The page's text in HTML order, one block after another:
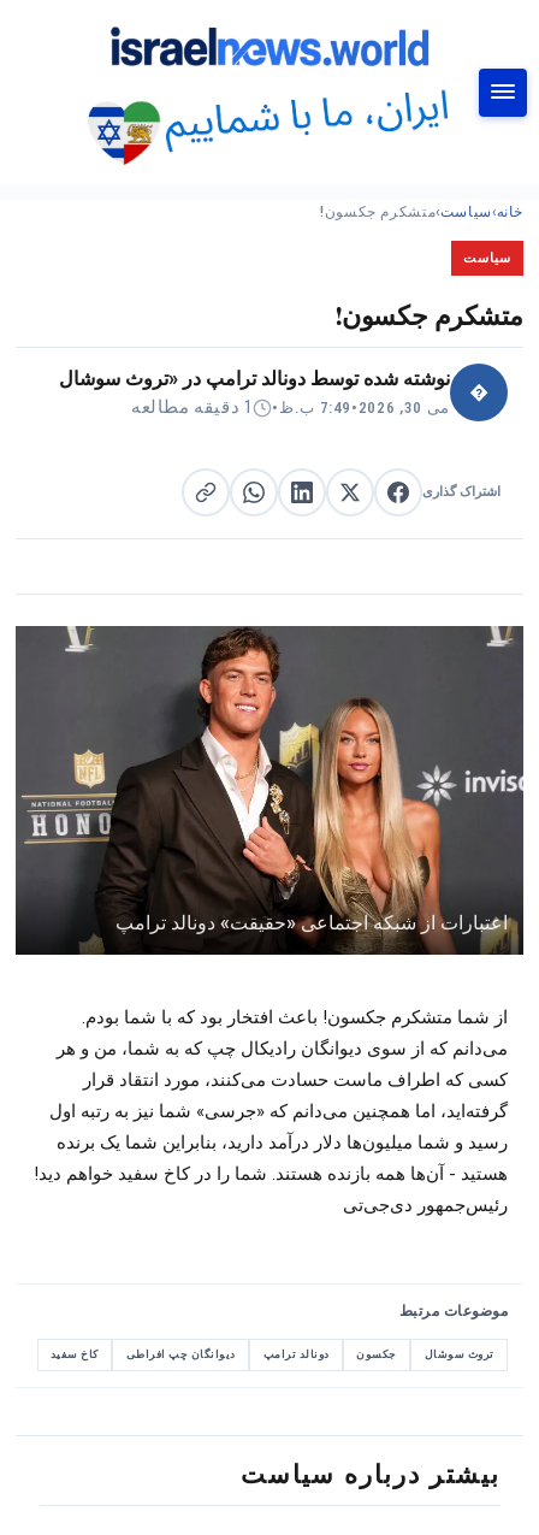
خانه›سیاست›متشکرم جکسون!
سیاست
متشکرم جکسون!
�
نوشته شده توسط دونالد ترامپ در «تروث سوشال
می 30, 2026 • 7:49 ب.ظ • 1 دقیقه مطالعه
اشتراک گذاری اشتراک گذاری در فیس‌بوک
اشتراک گذاری در X
اشتراک گذاری در لینکدین
اشتراک گذاری در واتساپ
کپی لینک
اعتبارات از شبکه اجتماعی «حقیقت» دونالد ترامپ
از شما متشکرم جکسون! باعث افتخار بود که با شما بودم.
می‌دانم که از سوی دیوانگان رادیکال چپ که به شما، من و هر
کسی که اطراف ماست حسادت می‌کنند، مورد انتقاد قرار
گرفته‌اید، اما همچنین می‌دانم که «جرسی» شما نیز به رتبه اول
رسید و شما میلیون‌ها دلار درآمد دارید، بنابراین شما یک برنده
هستید - آن‌ها همه بازنده هستند. شما را در کاخ سفید خواهم دید!
رئیس‌جمهور دی‌جی‌تی
موضوعات مرتبط
تروث سوشال جکسون دونالد ترامپ دیوانگان چپ افراطی کاخ سفید
بیشتر درباره سیاست